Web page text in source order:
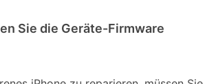
Sie die Geräte-Firmware